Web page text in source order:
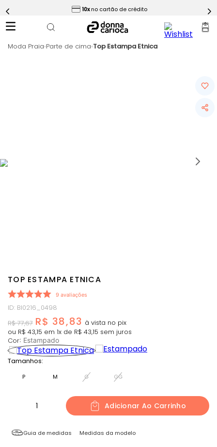
10x no cartão de crédito
Moda Praia Parte de cima Top Estampa Etnica
TOP ESTAMPA ETNICA
9 avaliações
ID: BI0216_0498
R$ 77,67 R$ 38,83
ou R$ 43,15 em 1x de R$ 43,15 sem juros
Cor: Estampado
Tamanhos:
P M G GG
1 Adicionar Ao Carrinho
Guia de medidas Medidas da modelo
Macaquinho
7º Epic Vermelho